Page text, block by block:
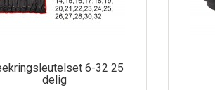
6-32 25
delig